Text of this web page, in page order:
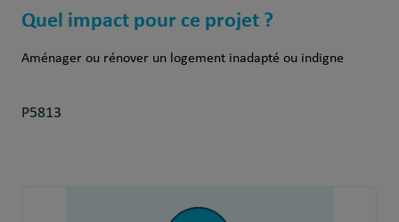
Quel impact pour ce projet ?
Aménager ou rénover un logement inadapté ou indigne
P5813